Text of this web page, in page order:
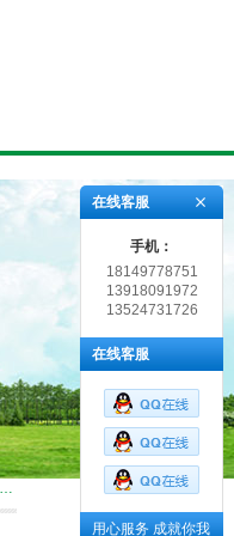
在线客服
手机：
18149778751
13918091972
13524731726
在线客服
用心服务 成就你我